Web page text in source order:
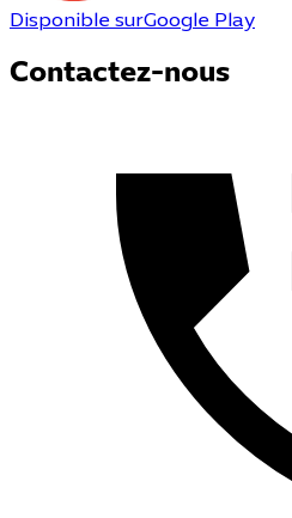
Disponible surGoogle Play
Contactez-nous